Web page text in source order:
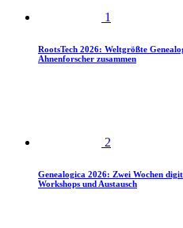
1
RootsTech 2026: Weltgrößte
Ahnenforscher zusammen
2
Genealogica 2026: Zwei Wochen
Workshops und Austausch